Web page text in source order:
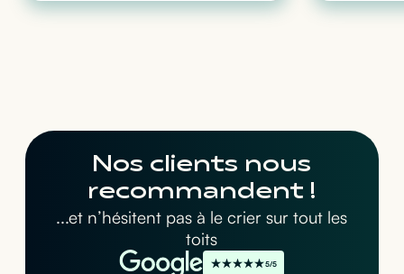
Nos clients nous
recommandent !
...et n’hésitent pas à le crier sur tout les
toits
5/5